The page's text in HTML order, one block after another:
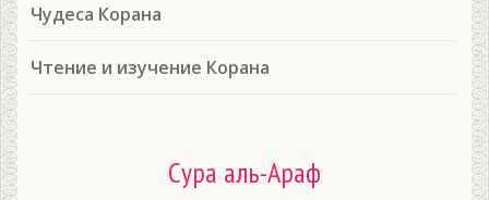
Чудеса Корана
Чтение и изучение Корана
Сура аль-Араф